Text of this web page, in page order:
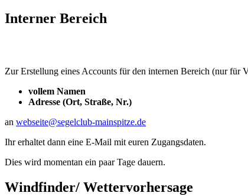
Interner Bereich
Zur Erstellung eines Accounts für den internen Bereich (nur für
vollem Namen
Adresse (Ort, Straße, Nr.)
an webseite@segelclub-mainspitze.de
Ihr erhaltet dann eine E-Mail mit euren Zugangsdaten.
Dies wird momentan ein paar Tage dauern.
Windfinder/ Wettervorhersage